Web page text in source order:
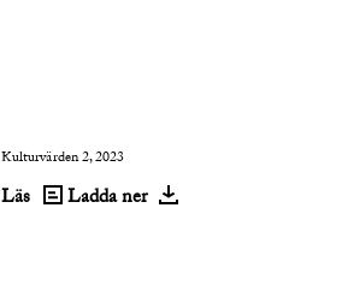
Kulturvärden 2, 2023
Läs Ladda ner